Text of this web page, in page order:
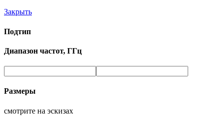
Закрыть
Подтип
Диапазон частот, ГГц
Размеры
смотрите на эскизах